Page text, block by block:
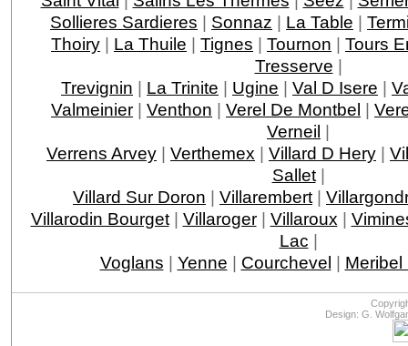
Sollieres Sardieres | Sonnaz | La Table |
Thoiry | La Thuile | Tignes | Tournon | Tours
Tresserve |
Trevignin | La Trinite | Ugine | Val D Isere |
Valmeinier | Venthon | Verel De Montbel |
Verneil |
Verrens Arvey | Verthemex | Villard D Hery |
Sallet|
Villard Sur Doron | Villarembert |
Villarodin Bourget| Villaroger| Villaroux |
Lac |
Voglans | Yenne | Courchevel | Meribel
Design: G.